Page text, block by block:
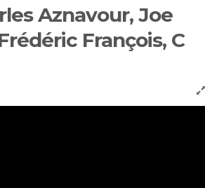
Aznavour, Joe
François, C